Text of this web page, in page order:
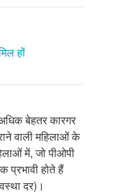
हों
बेहतर कारगर
वाली महिलाओं के
में, जो पीओपी
प्रभावी होते हैं
दर)।